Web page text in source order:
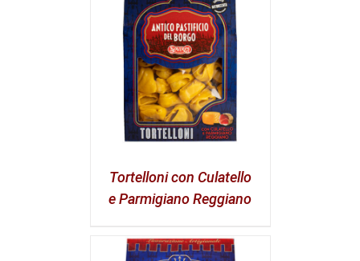
Tortelloni con Culatello
e Parmigiano Reggiano